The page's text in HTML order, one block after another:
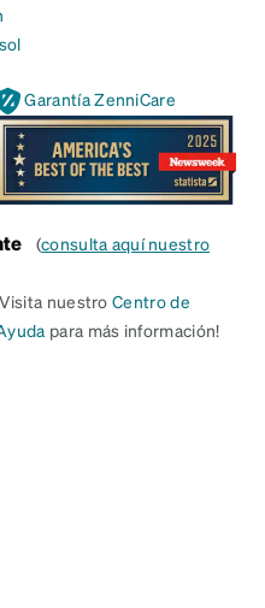
Garantía ZenniCare
(consulta aquí nuestro
nuestroCentro de
para más información!